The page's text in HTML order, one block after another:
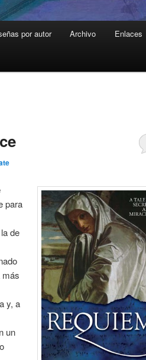
por autor Archivo Enlaces
para
de
más
y, a
un